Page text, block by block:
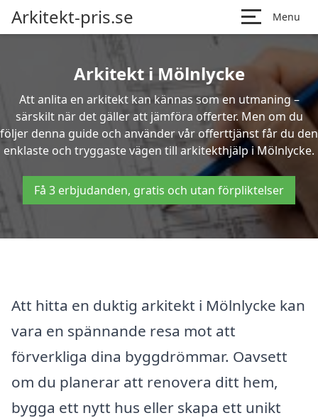
Arkitekt-pris.se Menu
Arkitekt i Mölnlycke
Att anlita en arkitekt kan kännas som en utmaning –
särskilt när det gäller att jämföra offerter. Men om du
följer denna guide och använder vår offerttjänst får du den
enklaste och tryggaste vägen till arkitekthjälp i Mölnlycke.
Få 3 erbjudanden, gratis och utan förpliktelser
Att hitta en duktig arkitekt i Mölnlycke kan
vara en spännande resa mot att
förverkliga dina byggdrömmar. Oavsett
om du planerar att renovera ditt hem,
bygga ett nytt hus eller skapa ett unikt